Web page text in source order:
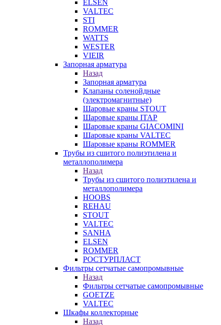
ELSEN
VALTEC
STI
ROMMER
WATTS
WESTER
VIEIR
Запорная арматура
Назад
Запорная арматура
Клапаны соленойдные
(электромагнитные)
Шаровые краны STOUT
Шаровые краны ITAP
Шаровые краны GIACOMINI
Шаровые краны VALTEC
Шаровые краны ROMMER
Трубы из сшитого полиэтилена и
металлополимера
Назад
Трубы из сшитого полиэтилена и
металлополимера
HOOBS
REHAU
STOUT
VALTEC
SANHA
ELSEN
ROMMER
РОСТУРПЛАСТ
Фильтры сетчатые самопромывные
Назад
Фильтры сетчатые самопромывные
GOETZE
VALTEC
Шкафы коллекторные
Назад